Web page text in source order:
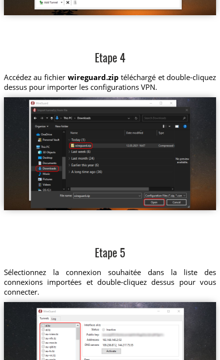
Etape 4
Accédez au fichier wireguard.zip téléchargé et double-cliquez
dessus pour importer les configurations VPN.
Etape 5
Sélectionnez la connexion souhaitée dans la liste des
connexions importées et double-cliquez dessus pour vous
connecter.